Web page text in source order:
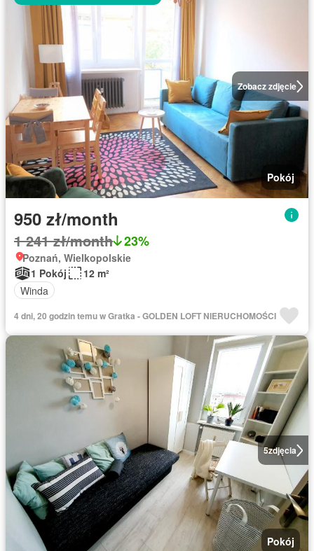
Zobacz zdjęcie
Pokój
950 zł/month
1 241 zł/month 23%
Poznań, Wielkopolskie
1 Pokój
12 m²
Winda
4 dni, 20 godzin temu w Gratka - GOLDEN LOFT NIERUCHOMOŚCI
5zdjęcia
Pokój